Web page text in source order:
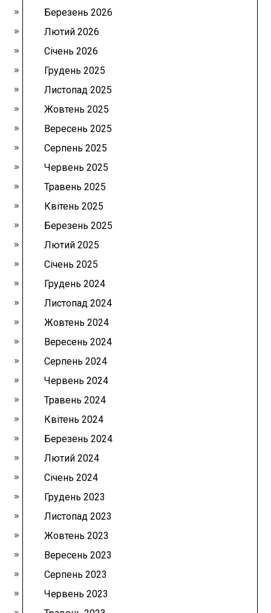
Березень 2026
Лютий 2026
Січень 2026
Грудень 2025
Листопад 2025
Жовтень 2025
Вересень 2025
Серпень 2025
Червень 2025
Травень 2025
Квітень 2025
Березень 2025
Лютий 2025
Січень 2025
Грудень 2024
Листопад 2024
Жовтень 2024
Вересень 2024
Серпень 2024
Червень 2024
Травень 2024
Квітень 2024
Березень 2024
Лютий 2024
Січень 2024
Грудень 2023
Листопад 2023
Жовтень 2023
Вересень 2023
Серпень 2023
Червень 2023